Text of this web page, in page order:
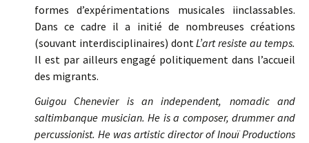
formes d’expérimentations musicales iinclassables.
Dans ce cadre il a initié de nombreuses créations
(souvant interdisciplinaires) dontL’art resiste au temps.
Il est par ailleurs engagé politiquement dans l’accueil
des migrants.
Guigou Chenevier is an independent, nomadic and
saltimbanque musician. He is a composer, drummer and
percussionist. He was artistic director of Inouï Productions